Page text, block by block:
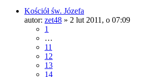
Kościół św. Józefa
autor: zet48 » 2 lut 2011, o 07:09
1
…
11
12
13
14